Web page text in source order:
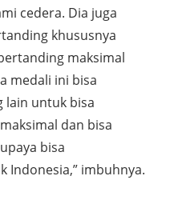
cedera. Dia juga
khususnya
maksimal
medali ini bisa
lain untuk bisa
dan bisa
bisa
Indonesia,” imbuhnya.